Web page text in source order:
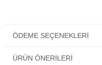
ÖDEME SEÇENEKLERI
ÜRÜN ÖNERILERI